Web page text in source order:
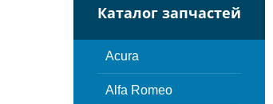
Каталог запчастей
Acura
Alfa Romeo